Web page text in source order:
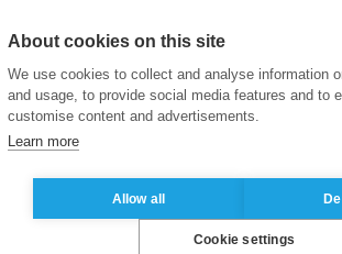
E., LÉVY, J. et DE TEMMERMAN, G.
. 1st ed. Paris: Éditions de l’Aube.
About cookies on this site
We use cookies to collect and analyse information
and usage, to provide social media features and to
customise content and advertisements.
Learn more
Allow all
Cookie settings